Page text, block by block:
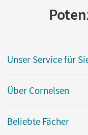
Unser Service für
Über Cornelsen
Beliebte Fächer